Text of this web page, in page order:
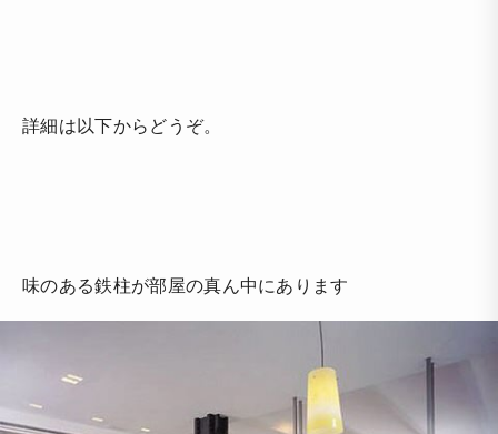
詳細は以下からどうぞ。
味のある鉄柱が部屋の真ん中にあります